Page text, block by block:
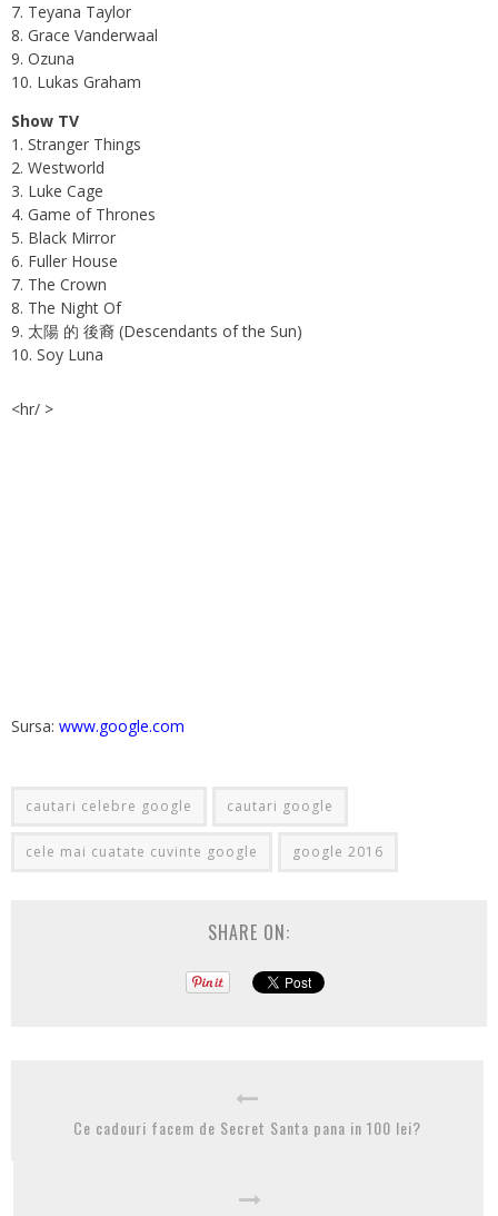
7. Teyana Taylor
8. Grace Vanderwaal
9. Ozuna
10. Lukas Graham
Show TV
1. Stranger Things
2. Westworld
3. Luke Cage
4. Game of Thrones
5. Black Mirror
6. Fuller House
7. The Crown
8. The Night Of
9. 太陽 的 後裔 (Descendants of the Sun)
10. Soy Luna
<hr/ >
Sursa: www.google.com
cautari celebre google cautari google
cele mai cuatate cuvinte google google 2016
SHARE ON:
Ce cadouri facem de Secret Santa pana in 100 lei?